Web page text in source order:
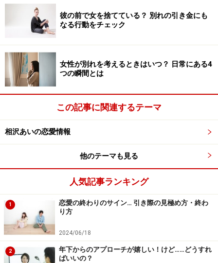
彼の前で女を捨てている？ 別れの引き金にも
なる行動をチェック
女性が別れを考えるときはいつ？ 日常にある4
つの瞬間とは
この記事に関連するテーマ
相沢あいの恋愛情報
他のテーマも見る
人気記事ランキング
1
恋愛の終わりのサイン… 引き際の見極め方・終わ
り方
2024/06/18
2
年下からのアプローチが嬉しい！けど……どうすれ
ばいいの？